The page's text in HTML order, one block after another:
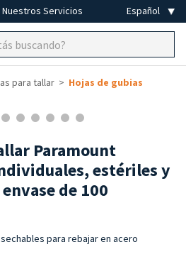
Nuestros Servicios
para tallar Hojas de gubias
Paramount
estériles y
de 100
para rebajar en acero